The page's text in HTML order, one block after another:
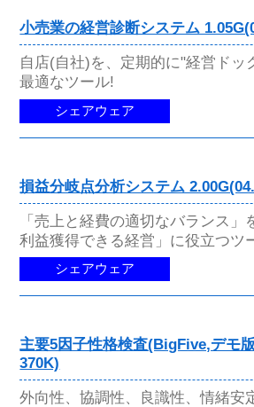
小売業の経営診断システム
自店(自社)を、定期的に"経営ドッ
最適なツール!
シェアウェア
損益分岐点分析システム
「売上と経費の適切なバランス」
利益獲得できる経営」に役立つツ
シェアウェア
主要5因子性格検査(BigFive,デモ
370K)
外向性、協調性、良識性、情緒安